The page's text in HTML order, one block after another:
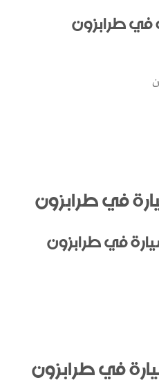
في طرابزون
في طرابزون
في طرابزون
في طرابزون